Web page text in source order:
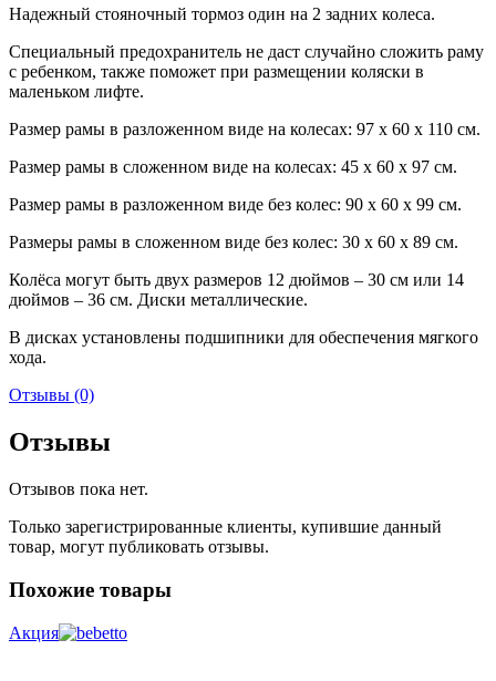
Надежный стояночный тормоз один на 2 задних колеса.
Специальный предохранитель не даст случайно сложить раму
с ребенком, также поможет при размещении коляски в
маленьком лифте.
Размер рамы в разложенном виде на колесах: 97 х 60 х 110 см.
Размер рамы в сложенном виде на колесах: 45 х 60 х 97 см.
Размер рамы в разложенном виде без колес: 90 х 60 х 99 см.
Размеры рамы в сложенном виде без колес: 30 х 60 х 89 см.
Колёса могут быть двух размеров 12 дюймов – 30 см или 14
дюймов – 36 см. Диски металлические.
В дисках установлены подшипники для обеспечения мягкого
хода.
Отзывы (0)
Отзывы
Отзывов пока нет.
Только зарегистрированные клиенты, купившие данный
товар, могут публиковать отзывы.
Похожие товары
Акция